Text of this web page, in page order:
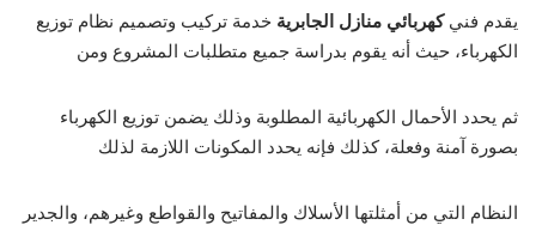
يقدم فنيكهربائي منازل الجابرية خدمة تركيب وتصميم نظام توزيع
الكهرباء، حيث أنه يقوم بدراسة جميع متطلبات المشروع ومن
ثم يحدد الأحمال الكهربائية المطلوبة وذلك يضمن توزيع الكهرباء
بصورة آمنة وفعلة، كذلك فإنه يحدد المكونات اللازمة لذلك
النظام التي من أمثلتها الأسلاك والمفاتيح والقواطع وغيرهم، والجدير